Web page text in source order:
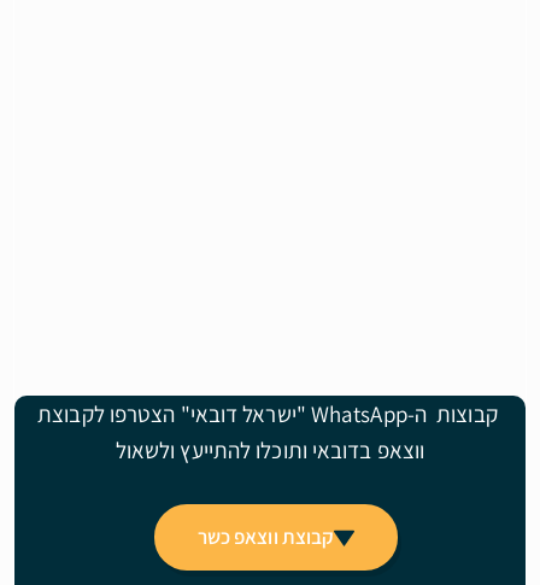
קבוצות ה-WhatsApp "ישראל דובאי" הצטרפו לקבוצת
ווצאפ בדובאי ותוכלו להתייעץ ולשאול
קבוצת ווצאפ כשר